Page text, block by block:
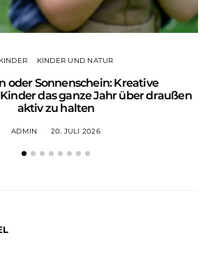
KINDER KINDER UND NATUR
oder Sonnenschein: Kreative
das ganze Jahr über draußen
aktiv zu halten
ADMIN 20. JULI 2026